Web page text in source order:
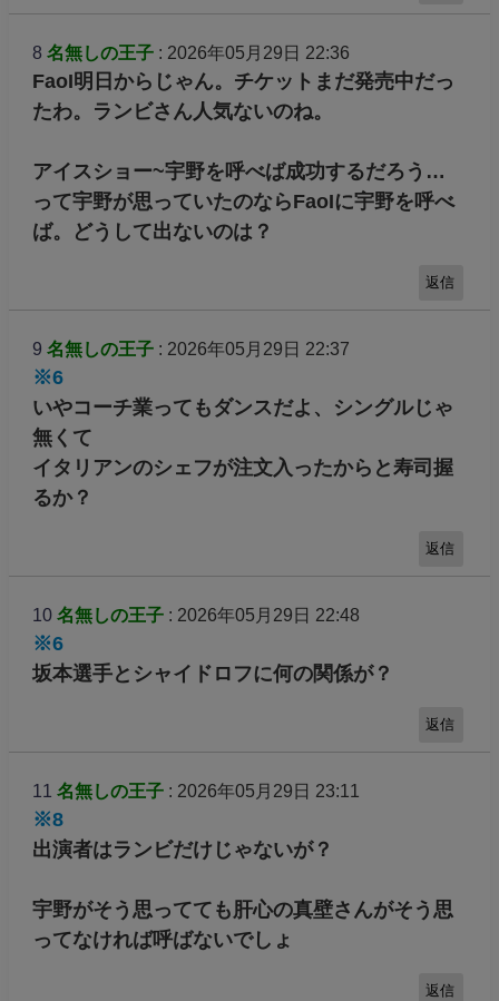
8 名無しの王子: 2026年05月29日 22:36
FaoI明日からじゃん。チケットまだ発売中だっ
たわ。ランビさん人気ないのね。
アイスショー~宇野を呼べば成功するだろう…
って宇野が思っていたのならFaoIに宇野を呼べ
ば。どうして出ないのは？
返信
9 名無しの王子: 2026年05月29日 22:37
※6
いやコーチ業ってもダンスだよ、シングルじゃ
無くて
イタリアンのシェフが注文入ったからと寿司握
るか？
返信
10 名無しの王子: 2026年05月29日 22:48
※6
坂本選手とシャイドロフに何の関係が？
返信
11 名無しの王子: 2026年05月29日 23:11
※8
出演者はランビだけじゃないが？
宇野がそう思ってても肝心の真壁さんがそう思
ってなければ呼ばないでしょ
返信